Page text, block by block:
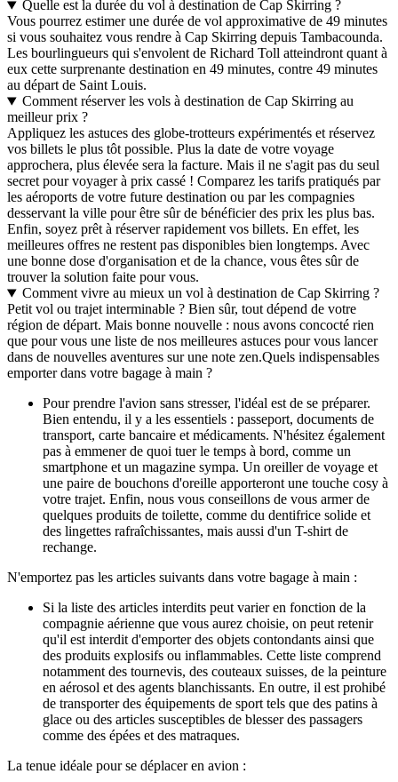
Quelle est la durée du vol à destination de Cap Skirring ?
Vous pourrez estimer une durée de vol approximative de 49 minutes
si vous souhaitez vous rendre à Cap Skirring depuis Tambacounda.
Les bourlingueurs qui s'envolent de Richard Toll atteindront quant à
eux cette surprenante destination en 49 minutes, contre 49 minutes
au départ de Saint Louis.
Comment réserver les vols à destination de Cap Skirring au
meilleur prix ?
Appliquez les astuces des globe-trotteurs expérimentés et réservez
vos billets le plus tôt possible. Plus la date de votre voyage
approchera, plus élevée sera la facture. Mais il ne s'agit pas du seul
secret pour voyager à prix cassé ! Comparez les tarifs pratiqués par
les aéroports de votre future destination ou par les compagnies
desservant la ville pour être sûr de bénéficier des prix les plus bas.
Enfin, soyez prêt à réserver rapidement vos billets. En effet, les
meilleures offres ne restent pas disponibles bien longtemps. Avec
une bonne dose d'organisation et de la chance, vous êtes sûr de
trouver la solution faite pour vous.
Comment vivre au mieux un vol à destination de Cap Skirring ?
Petit vol ou trajet interminable ? Bien sûr, tout dépend de votre
région de départ. Mais bonne nouvelle : nous avons concocté rien
que pour vous une liste de nos meilleures astuces pour vous lancer
dans de nouvelles aventures sur une note zen.Quels indispensables
emporter dans votre bagage à main ?
Pour prendre l'avion sans stresser, l'idéal est de se préparer.
Bien entendu, il y a les essentiels : passeport, documents de
transport, carte bancaire et médicaments. N'hésitez également
pas à emmener de quoi tuer le temps à bord, comme un
smartphone et un magazine sympa. Un oreiller de voyage et
une paire de bouchons d'oreille apporteront une touche cosy à
votre trajet. Enfin, nous vous conseillons de vous armer de
quelques produits de toilette, comme du dentifrice solide et
des lingettes rafraîchissantes, mais aussi d'un T-shirt de
rechange.
N'emportez pas les articles suivants dans votre bagage à main :
Si la liste des articles interdits peut varier en fonction de la
compagnie aérienne que vous aurez choisie, on peut retenir
qu'il est interdit d'emporter des objets contondants ainsi que
des produits explosifs ou inflammables. Cette liste comprend
notamment des tournevis, des couteaux suisses, de la peinture
en aérosol et des agents blanchissants. En outre, il est prohibé
de transporter des équipements de sport tels que des patins à
glace ou des articles susceptibles de blesser des passagers
comme des épées et des matraques.
La tenue idéale pour se déplacer en avion :